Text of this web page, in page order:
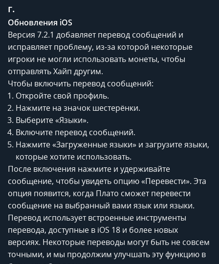
г.
Обновления iOS
Версия 7.2.1 добавляет перевод сообщений и
исправляет проблему, из-за которой некоторые
игроки не могли использовать монеты, чтобы
отправлять Хайп другим.
Чтобы включить перевод сообщений:
Откройте свой профиль.
Нажмите на значок шестерёнки.
Выберите «Языки».
Включите перевод сообщений.
Нажмите «Загруженные языки» и загрузите языки,
которые хотите использовать.
После включения нажмите и удерживайте
сообщение, чтобы увидеть опцию «Перевести». Эта
опция появится, когда Плато сможет перевести
сообщение на выбранный вами язык или языки.
Перевод использует встроенные инструменты
перевода, доступные в iOS 18 и более новых
версиях. Некоторые переводы могут быть не совсем
точными, и мы продолжим улучшать эту функцию в